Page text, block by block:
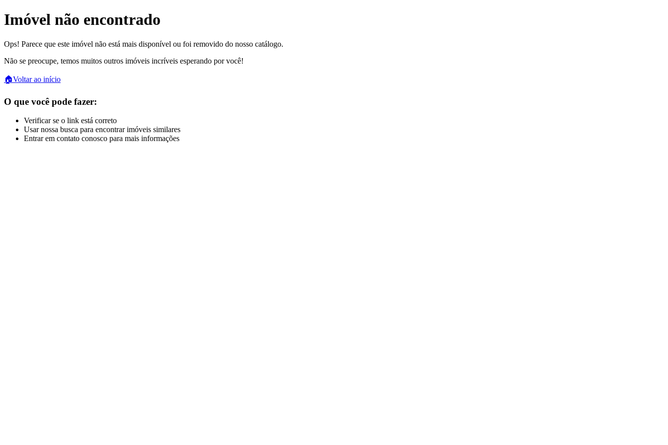
Imóvel não encontrado
Ops! Parece que este imóvel não está mais disponível ou foi removido do nosso catálogo.
Não se preocupe, temos muitos outros imóveis incríveis esperando por você!
🏠Voltar ao início
O que você pode fazer:
Verificar se o link está correto
Usar nossa busca para encontrar imóveis similares
Entrar em contato conosco para mais informações